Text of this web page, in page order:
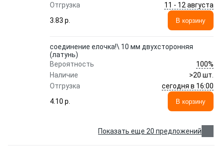
Отгрузка
11 - 12 августа
3.83 p.
В корзину
соединение елочка!\ 10 мм двухсторонняя
(латунь)
Вероятность
100%
Наличие
>20 шт.
Отгрузка
сегодня в 16:00
4.10 p.
В корзину
Показать еще 20 предложений